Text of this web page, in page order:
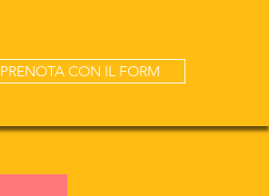
PRENOTA CON IL FORM